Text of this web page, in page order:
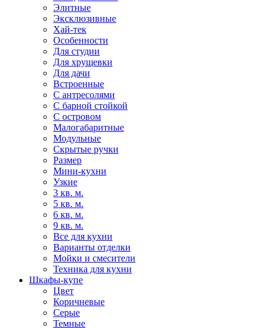
Элитные
Эксклюзивные
Хай-тек
Особенности
Для студии
Для хрущевки
Для дачи
Встроенные
С антресолями
С барной стойкой
С островом
Малогабаритные
Модульные
Скрытые ручки
Размер
Мини-кухни
Узкие
3 кв. м.
5 кв. м.
6 кв. м.
9 кв. м.
Все для кухни
Варианты отделки
Мойки и смесители
Техника для кухни
Шкафы-купе
Цвет
Коричневые
Серые
Темные